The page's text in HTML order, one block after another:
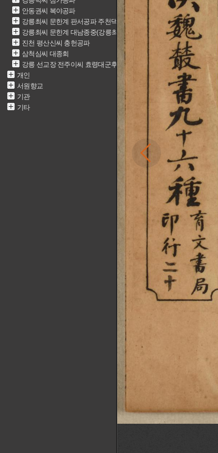
안동권씨 복야공파
강릉최씨 문한계 판서공파 주천댁(최근중)
강릉최씨 문한계 대남종중(강릉최씨 문한계 재실)
진천 평산신씨 충헌공파
삼척심씨 대종회
강릉 선교장 전주이씨 효령대군후손가
개인
서원향교
기관
기타